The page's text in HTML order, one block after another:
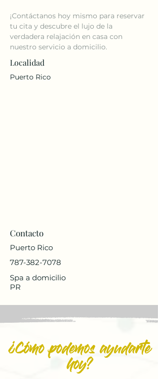
¡Contáctanos hoy mismo para reservar
tu cita y descubre el lujo de la
verdadera relajación en casa con
nuestro servicio a domicilio.
Localidad
Puerto Rico
Contacto
Puerto Rico
787-382-7078
Spa a domicilio
PR
¿Cómo podemos ayudarte
hoy?